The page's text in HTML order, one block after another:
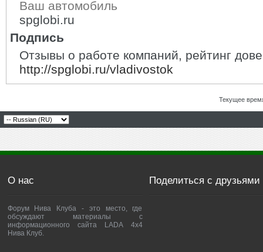
Ваш автомобиль
spglobi.ru
Подпись
Отзывы о работе компаний, рейтинг
http://spglobi.ru/vladivostok
Текущее
О нас
Форум Нива Клуба - это место, где
обсуждают материалы с
информационного сайта LADA 4x4
Нива Клуб.
Поделиться с друзьями